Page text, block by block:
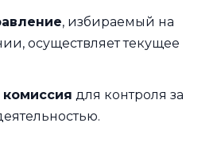
, избираемый на
осуществляет текущее
комиссия для контроля за